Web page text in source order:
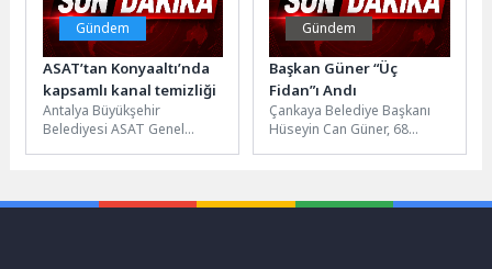
Gündem
ASAT’tan Konyaaltı’nda
kapsamlı kanal temizliği
Antalya Büyükşehir
Belediyesi ASAT Genel
taşkın...
Gündem
Başkan Güner “Üç
Fidan”ı Andı
Çankaya Belediye Başkanı
Hüseyin Can Güner, 68